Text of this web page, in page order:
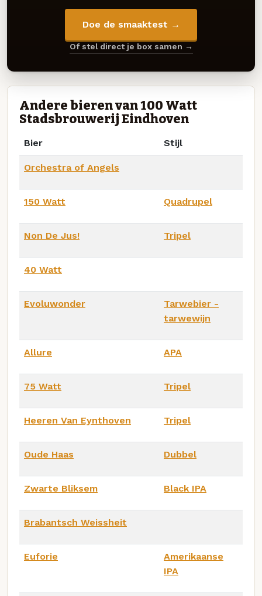
Doe de smaaktest →
Of stel direct je box samen →
Andere bieren van 100 Watt
Stadsbrouwerij Eindhoven
Bier Stijl
Orchestra of Angels
150 Watt Quadrupel
Non De Jus! Tripel
40 Watt
Evoluwonder
Tarwebier -
tarwewijn
Allure APA
75 Watt Tripel
Heeren Van Eynthoven Tripel
Oude Haas Dubbel
Zwarte Bliksem Black IPA
Brabantsch Weissheit
Euforie
Amerikaanse
IPA